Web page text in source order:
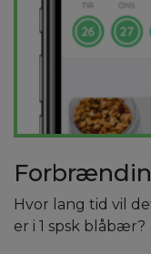
Hvor lang tid vil
er i 1 spsk blåbær?